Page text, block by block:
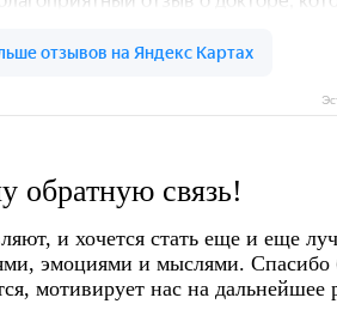
обратную связь!
и хочется стать еще и еще
эмоциями и мыслями. Спасибо
мотивирует нас на дальнейшее